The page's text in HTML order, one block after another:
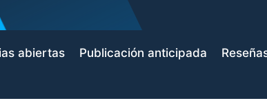
abiertas Publicación anticipada